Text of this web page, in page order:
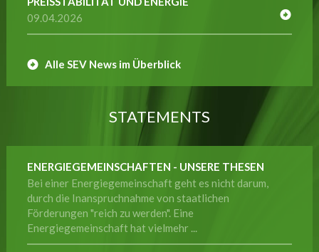
09.04.2026
Alle SEV News im Überblick
STATEMENTS
ENERGIEGEMEINSCHAFTEN - UNSERE THESEN
Bei einer Energiegemeinschaft geht es nicht darum,
durch die Inanspruchnahme von staatlichen
Förderungen "reich zu werden". Eine
Energiegemeinschaft hat vielmehr ...